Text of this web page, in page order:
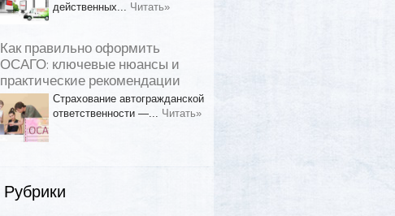
действенных... Читать»
Как правильно оформить
ОСАГО: ключевые нюансы и
практические рекомендации
Страхование автогражданской
ответственности —... Читать»
Рубрики